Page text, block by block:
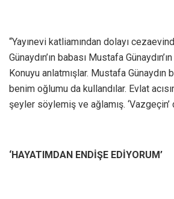
“Yayınevi katliamından dolayı
Günaydın’ın babası Mustafa
Konuyu anlatmışlar. Mustafa Günaydın
benim oğlumu da kullandılar. Evlat
şeyler söylemiş ve ağlamış. ‘Vazgeçin’
‘HAYATIMDAN ENDİŞE EDİYORUM’